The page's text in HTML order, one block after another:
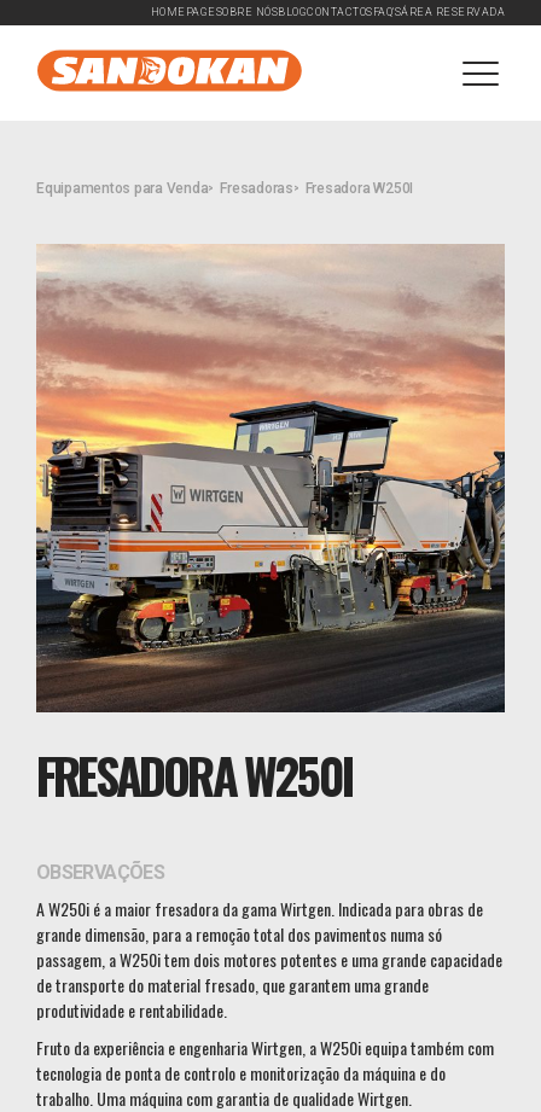
HOMEPAGE SOBRE NÓSBLOGCONTACTOS FAQ'SÁREA RESERVADA
Equipamentos para Venda Fresadoras Fresadora W250I
FRESADORA W250I
OBSERVAÇÕES
A W250i é a maior fresadora da gama Wirtgen. Indicada para obras de
grande dimensão, para a remoção total dos pavimentos numa só
passagem, a W250i tem dois motores potentes e uma grande capacidade
de transporte do material fresado, que garantem uma grande
produtividade e rentabilidade.
Fruto da experiência e engenharia Wirtgen, a W250i equipa também com
tecnologia de ponta de controlo e monitorização da máquina e do
trabalho. Uma máquina com garantia de qualidade Wirtgen.